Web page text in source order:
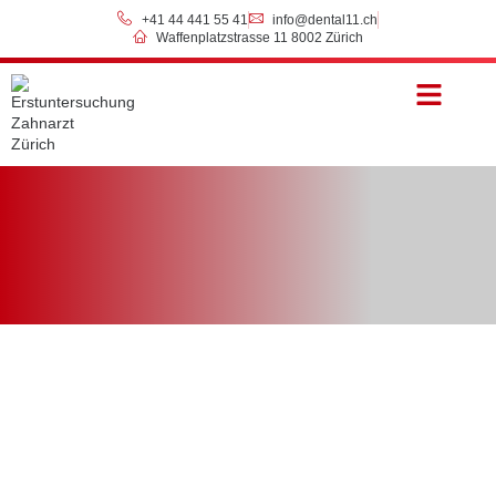
+41 44 441 55 41
info@dental11.ch
Waffenplatzstrasse 11 8002 Zürich